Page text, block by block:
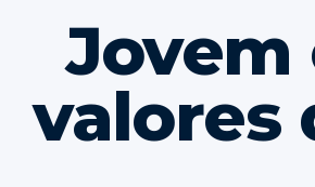
Jovem
valores